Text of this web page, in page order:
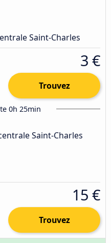
Saint-Charles
3 €
Trouvez
0h 25min
Saint-Charles
15 €
Trouvez